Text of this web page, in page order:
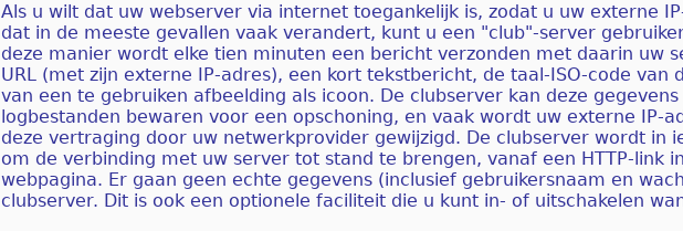
Als u wilt dat uw webserver via internet toegankelijk is, zodat u uw externe
dat in de meeste gevallen vaak verandert, kunt u een "club"-server
deze manier wordt elke tien minuten een bericht verzonden met daarin uw
URL (met zijn externe IP-adres), een kort tekstbericht, de taal-ISO-code van
van een te gebruiken afbeelding als icoon. De clubserver kan deze
logbestanden bewaren voor een opschoning, en vaak wordt uw externe IP-
deze vertraging door uw netwerkprovider gewijzigd. De clubserver wordt in
om de verbinding met uw server tot stand te brengen, vanaf een HTTP-link
webpagina. Er gaan geen echte gegevens (inclusief gebruikersnaam en
clubserver. Dit is ook een optionele faciliteit die u kunt in- of uitschakelen